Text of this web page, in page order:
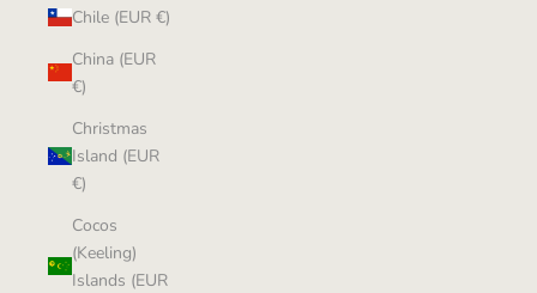
Chile (EUR €)
China (EUR
€)
Christmas
Island (EUR
€)
Cocos
(Keeling)
Islands (EUR